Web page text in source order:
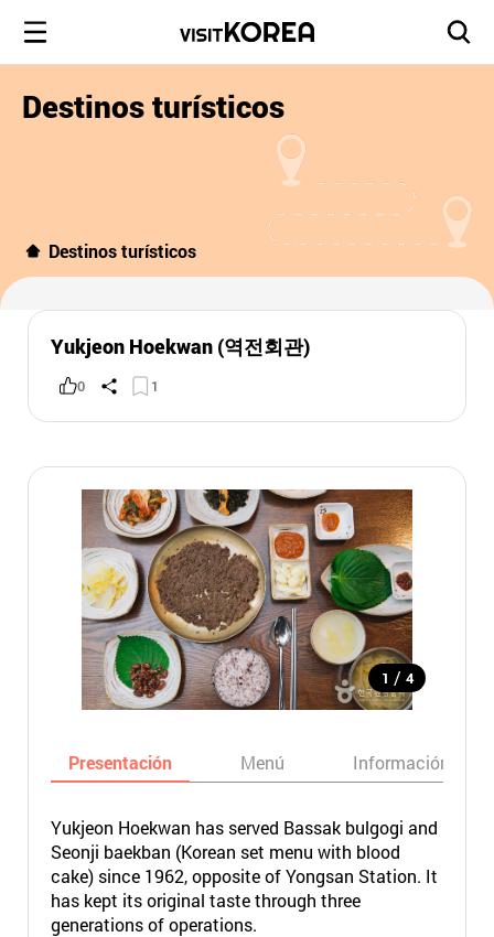
Destinos turísticos
Destinos turísticos
Yukjeon Hoekwan (역전회관)
0 1
1 / 4
Presentación Menú Información
Yukjeon Hoekwan has served Bassak bulgogi and
Seonji baekban (Korean set menu with blood
cake) since 1962, opposite of Yongsan Station. It
has kept its original taste through three
generations of operations.